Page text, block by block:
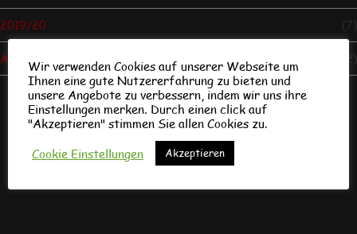
2019/20 (7)
AllgemeinWir verwenden Cookies auf unserer Webseite um
Ihnen eine gute Nutzererfahrung zu bieten und
unsere Angebote zu verbessern, indem wir uns ihre
Einstellungen merken. Durch einen click auf
"Akzeptieren" stimmen Sie allen Cookies zu.
Cookie Einstellungen
Akzeptieren